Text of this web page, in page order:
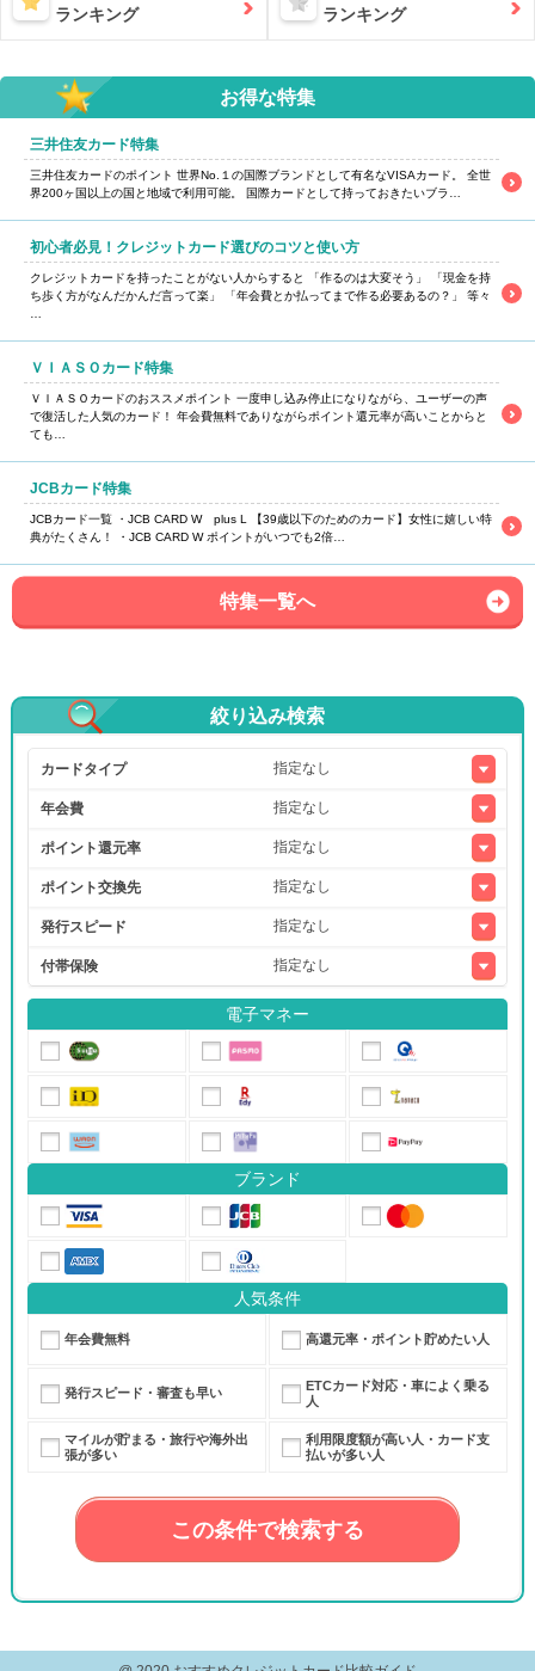
ランキング
ランキング
お得な特集
三井住友カード特集
三井住友カードのポイント 世界No.１の国際ブランドとして有名なVISAカード。 全世
界200ヶ国以上の国と地域で利用可能。 国際カードとして持っておきたいブラ…
初心者必見！クレジットカード選びのコツと使い方
クレジットカードを持ったことがない人からすると 「作るのは大変そう」 「現金を持
ち歩く方がなんだかんだ言って楽」 「年会費とか払ってまで作る必要あるの？」 等々
ＶＩＡＳＯカード特集
ＶＩＡＳＯカードのおススメポイント 一度申し込み停止になりながら、ユーザーの声
で復活した人気のカード！ 年会費無料でありながらポイント還元率が高いことからと
ても…
JCBカード特集
JCBカード一覧 ・JCB CARD W plus L 【39歳以下のためのカード】女性に嬉しい特
典がたくさん！ ・JCB CARD W ポイントがいつでも2倍…
特集一覧へ
絞り込み検索
カードタイプ
年会費
ポイント還元率
ポイント交換先
発行スピード
付帯保険
電子マネー
ブランド
人気条件
年会費無料 高還元率・ポイント貯めたい人
発行スピード・審査も早い
ETCカード対応・車によく乗る
人
マイルが貯まる・旅行や海外出
張が多い
利用限度額が高い人・カード支
払いが多い人